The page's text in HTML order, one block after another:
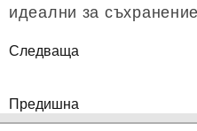
идеални за
Следваща
Предишна